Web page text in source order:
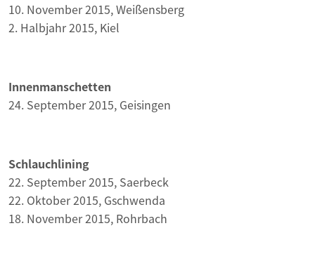
10. November 2015, Weißensberg
2. Halbjahr 2015, Kiel
Innenmanschetten
24. September 2015, Geisingen
Schlauchlining
22. September 2015, Saerbeck
22. Oktober 2015, Gschwenda
18. November 2015, Rohrbach